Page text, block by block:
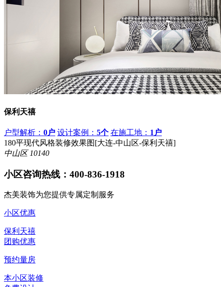
保利天禧
户型解析： 0户 设计案例： 5个 在施工地： 1户
180平现代风格装修效果图[大连-中山区-保利天禧]
中山区 10140
小区咨询热线： 400-836-1918
杰美装饰为您提供专属定制服务
小区优惠
保利天禧
团购优惠
预约量房
本小区装修